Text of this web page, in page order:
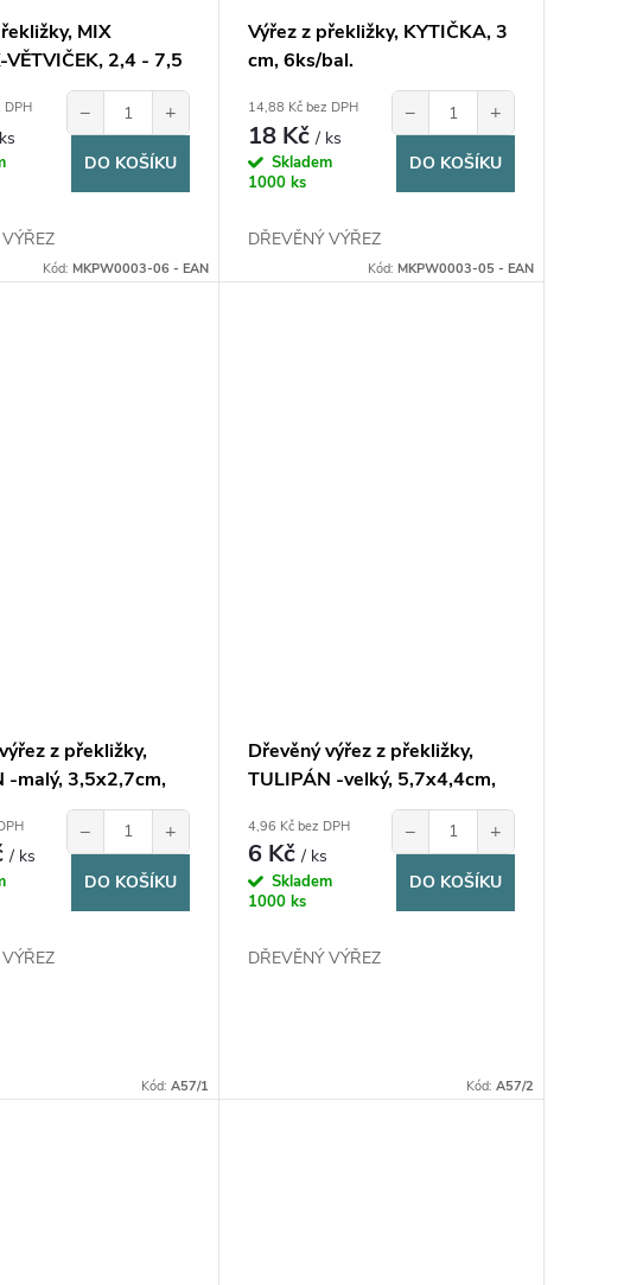
MIX
VĚTVIČEK, 2,4 - 7,5
DPH − +
DO KOŠÍKU
Kód: MKPW0003-06 - EAN
Výřez z překližky, KYTIČKA, 3
cm, 6ks/bal.
14,88 Kč bez DPH
18 Kč/ ks
Skladem
1000 ks
− +
DO KOŠÍKU
DŘEVĚNÝ VÝŘEZ
Kód: MKPW0003-05 - EAN
z překližky,
-malý, 3,5x2,7cm,
/ ks
− +
DO KOŠÍKU
Kód: A57/1
Dřevěný výřez z překližky,
TULIPÁN -velký, 5,7x4,4cm,
4,96 Kč bez DPH
6 Kč/ ks
Skladem
1000 ks
− +
DO KOŠÍKU
DŘEVĚNÝ VÝŘEZ
Kód: A57/2